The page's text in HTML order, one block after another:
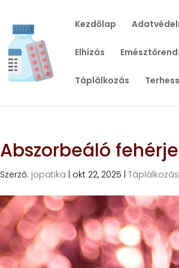
Kezdőlap
Elhízás
Táplálkozás
Abszorbeáló
Szerző: jopatika okt 22, 2025 Táplálkozás